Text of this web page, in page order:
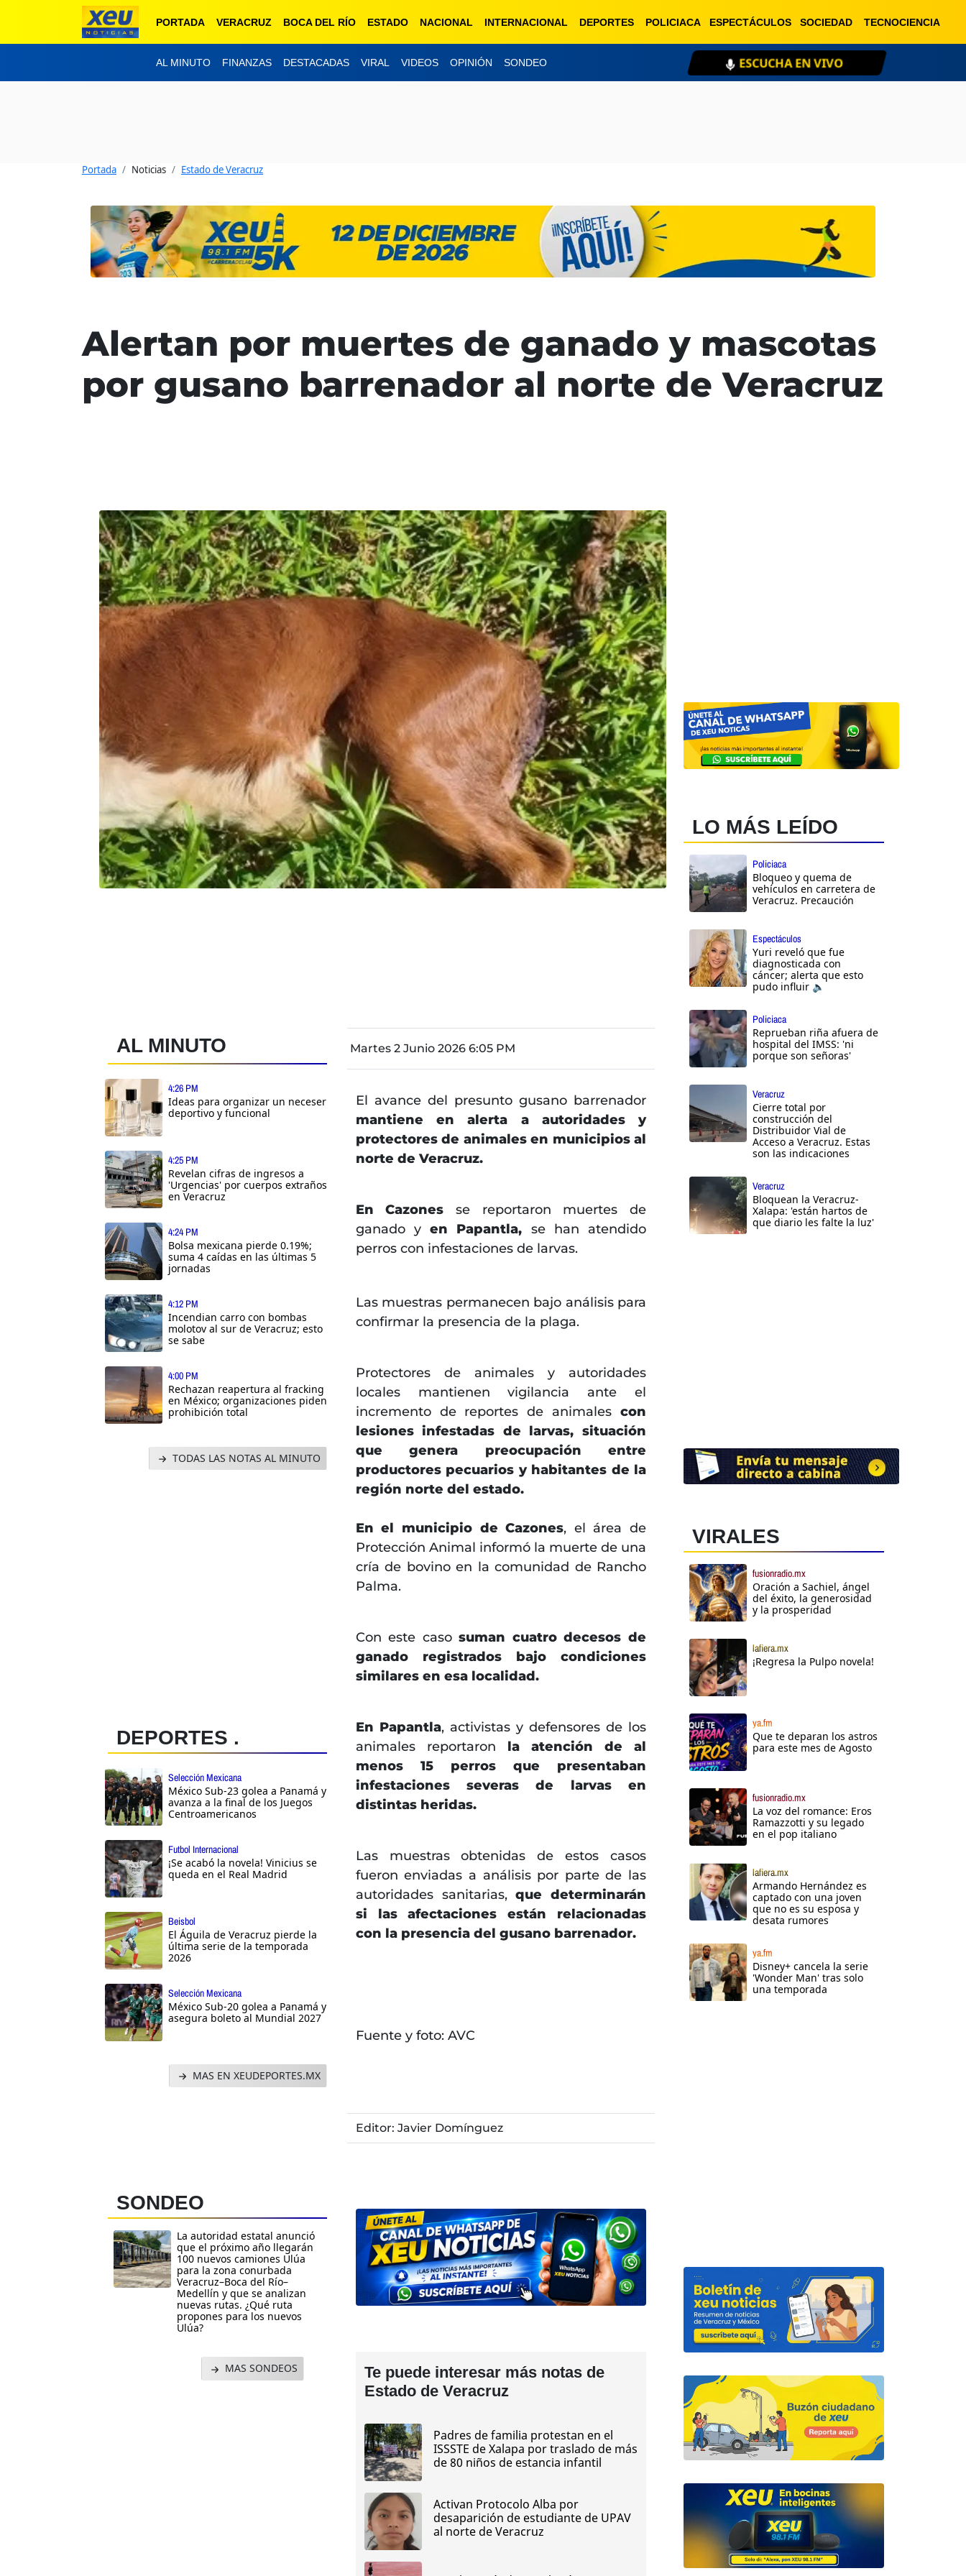
PORTADA VERACRUZ BOCA DEL RÍO ESTADO NACIONAL INTERNACIONAL DEPORTES POLICIACA ESPECTÁCULOS SOCIEDAD TECNOCIENCIA
AL MINUTO FINANZAS DESTACADAS VIRAL VIDEOS OPINIÓN SONDEO ESCUCHA EN VIVO
Portada Noticias Estado de Veracruz
Alertan por muertes de ganado y mascotas
por gusano barrenador al norte de Veracruz
AL MINUTO
4:26 PM
Ideas para organizar un neceser
deportivo y funcional
4:25 PM
Revelan cifras de ingresos a
'Urgencias' por cuerpos extraños
en Veracruz
4:24 PM
Bolsa mexicana pierde 0.19%;
suma 4 caídas en las últimas 5
jornadas
4:12 PM
Incendian carro con bombas
molotov al sur de Veracruz; esto
se sabe
4:00 PM
Rechazan reapertura al fracking
en México; organizaciones piden
prohibición total
TODAS LAS NOTAS AL MINUTO
DEPORTES .
Selección Mexicana
México Sub-23 golea a Panamá y
avanza a la final de los Juegos
Centroamericanos
Futbol Internacional
¡Se acabó la novela! Vinicius se
queda en el Real Madrid
Beisbol
El Águila de Veracruz pierde la
última serie de la temporada
2026
Selección Mexicana
México Sub-20 golea a Panamá y
asegura boleto al Mundial 2027
MAS EN XEUDEPORTES.MX
SONDEO
La autoridad estatal anunció
que el próximo año llegarán
100 nuevos camiones Ulúa
para la zona conurbada
Veracruz–Boca del Río–
Medellín y que se analizan
nuevas rutas. ¿Qué ruta
propones para los nuevos
Ulúa?
MAS SONDEOS
Martes 2 Junio 2026 6:05 PM
El avance del presunto gusano barrenador
mantiene en alerta a autoridades y
protectores de animales en municipios al
norte de Veracruz.
En Cazones se reportaron muertes de
ganado yen Papantla, se han atendido
perros con infestaciones de larvas.
Las muestras permanecen bajo análisis para
confirmar la presencia de la plaga.
Protectores de animales y autoridades
locales mantienen vigilancia ante el
incremento de reportes de animales con
lesiones infestadas de larvas, situación
que genera preocupación entre
productores pecuarios y habitantes de la
región norte del estado.
En el municipio de Cazones, el área de
Protección Animal informó la muerte de una
cría de bovino en la comunidad de Rancho
Palma.
Con este casosuman cuatro decesos de
ganado registrados bajo condiciones
similares en esa localidad.
En Papantla, activistas y defensores de los
animales reportaron la atención de al
menos 15 perros que presentaban
infestaciones severas de larvas en
distintas heridas.
Las muestras obtenidas de estos casos
fueron enviadas a análisis por parte de las
autoridades sanitarias,que determinarán
si las afectaciones están relacionadas
con la presencia del gusano barrenador.
Fuente y foto: AVC
Editor: Javier Domínguez
Te puede interesar más notas de
Estado de Veracruz
Padres de familia protestan en el
ISSSTE de Xalapa por traslado de más
de 80 niños de estancia infantil
Activan Protocolo Alba por
desaparición de estudiante de UPAV
al norte de Veracruz
LO MÁS LEÍDO
Policiaca
Bloqueo y quema de
vehículos en carretera de
Veracruz. Precaución
Espectáculos
Yuri reveló que fue
diagnosticada con
cáncer; alerta que esto
pudo influir 🔈
Policiaca
Reprueban riña afuera de
hospital del IMSS: 'ni
porque son señoras'
Veracruz
Cierre total por
construcción del
Distribuidor Vial de
Acceso a Veracruz. Estas
son las indicaciones
Veracruz
Bloquean la Veracruz-
Xalapa: 'están hartos de
que diario les falte la luz'
VIRALES
fusionradio.mx
Oración a Sachiel, ángel
del éxito, la generosidad
y la prosperidad
lafiera.mx
¡Regresa la Pulpo novela!
ya.fm
Que te deparan los astros
para este mes de Agosto
fusionradio.mx
La voz del romance: Eros
Ramazzotti y su legado
en el pop italiano
lafiera.mx
Armando Hernández es
captado con una joven
que no es su esposa y
desata rumores
ya.fm
Disney+ cancela la serie
'Wonder Man' tras solo
una temporada